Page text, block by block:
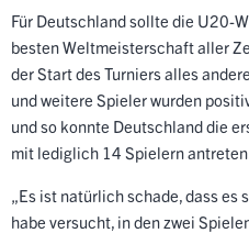
Für Deutschland sollte die U20-
besten Weltmeisterschaft aller
der Start des Turniers alles
und weitere Spieler wurden
und so konnte Deutschland die
mit lediglich 14 Spielern antreten.
„Es ist natürlich schade, dass
habe versucht, in den zwei